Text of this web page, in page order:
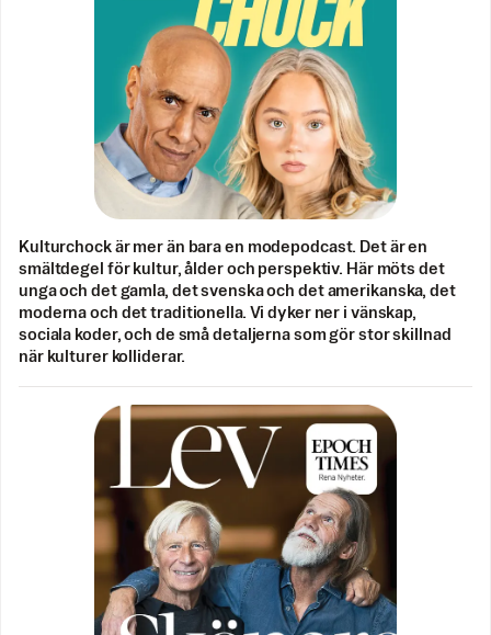
Kulturchock är mer än bara en modepodcast. Det är en
smältdegel för kultur, ålder och perspektiv. Här möts det
unga och det gamla, det svenska och det amerikanska, det
moderna och det traditionella. Vi dyker ner i vänskap,
sociala koder, och de små detaljerna som gör stor skillnad
när kulturer kolliderar.